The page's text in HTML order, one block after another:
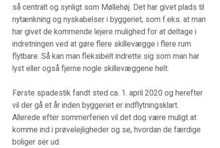
så centralt og synligt som Møllehøj. Det har givet plads til
nytænkning og nyskabelser i byggeriet, som f.eks. at man
har givet de kommende lejere mulighed for at deltage i
indretningen ved at gøre flere skillevægge i flere rum
flytbare. Så kan man fleksibelt indrette sig som man har
lyst eller også fjerne nogle skillevæggene helt.
Første spadestik fandt sted ca. 1. april 2020 og herefter
vil der gå et år inden byggeriet er indflytningsklart.
Allerede efter sommerferien vil det dog være muligt at
komme ind i prøvelejligheder og se, hvordan de færdige
boliger ser ud.